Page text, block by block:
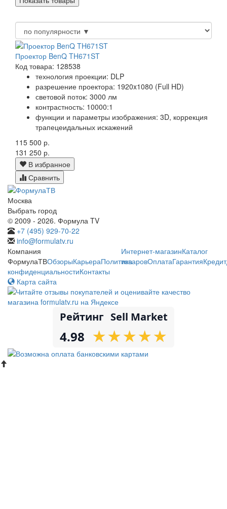
Проектор BenQ TH671ST
Код товара: 128538
технология проекции: DLP
разрешение проектора: 1920x1080 (Full HD)
световой поток: 3000 лм
контрастность: 10000:1
функции и параметры изображения: 3D, коррекция
трапецеидальных искажений
115 500 р.
131 250 р.
В избранное
Сравнить
Москва
Выбрать город
© 2009 - 2026. Формула TV
+7 (495) 929-70-22
info@formulatv.ru
Компания
ФормулаТВОбзорыКарьераПолитика
конфиденциальностиКонтакты
Интернет-магазинКаталог
товаровОплатаГарантияКредит
Карта сайта
Рейтинг Sell Market
4.98 ★
★★
★★
★★
★★
★